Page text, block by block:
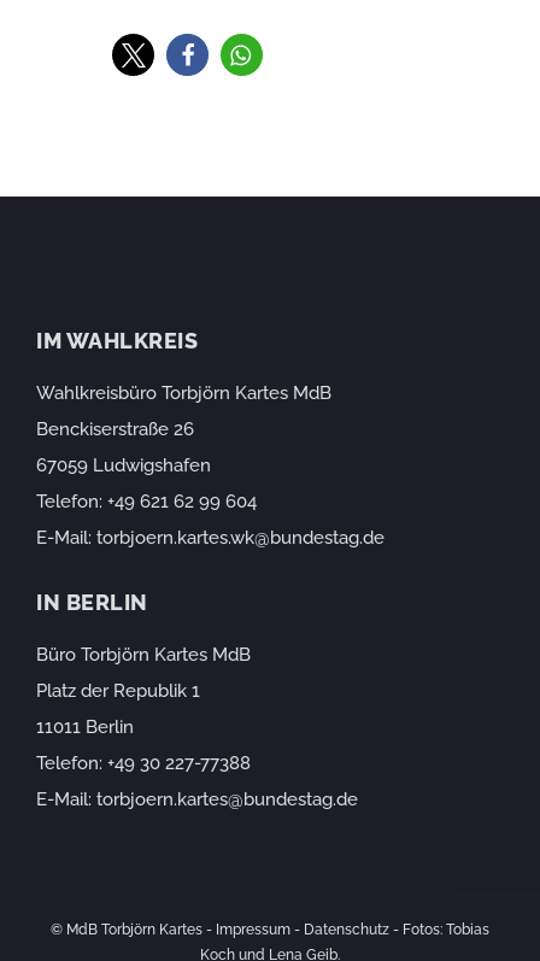
IM WAHLKREIS
Wahlkreisbüro Torbjörn Kartes MdB
Benckiserstraße 26
67059 Ludwigshafen
Telefon: +49 621 62 99 604
E-Mail: torbjoern.kartes.wk@bundestag.de
IN BERLIN
Büro Torbjörn Kartes MdB
Platz der Republik 1
11011 Berlin
Telefon: +49 30 227-77388
E-Mail: torbjoern.kartes@bundestag.de
© MdB Torbjörn Kartes - Impressum - Datenschutz - Fotos: Tobias
Koch und Lena Geib.